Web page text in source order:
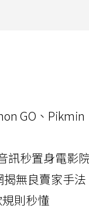
GO、Pikmin
訊秒置身電影
無良賣家手法
則秒懂